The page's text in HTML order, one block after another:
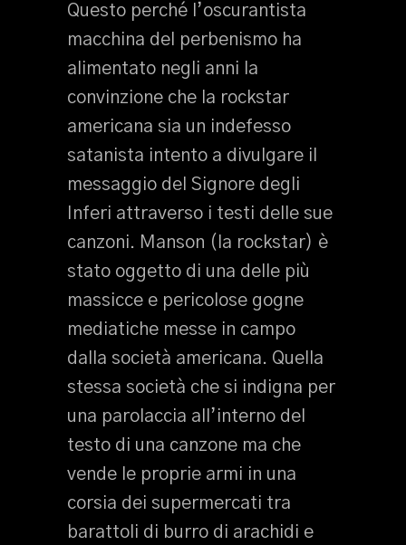
Questo perché l’oscurantista
macchina del perbenismo ha
alimentato negli anni la
convinzione che la rockstar
americana sia un indefesso
satanista intento a divulgare il
messaggio del Signore degli
Inferi attraverso i testi delle sue
canzoni. Manson (la rockstar) è
stato oggetto di una delle più
massicce e pericolose gogne
mediatiche messe in campo
dalla società americana. Quella
stessa società che si indigna per
una parolaccia all’interno del
testo di una canzone ma che
vende le proprie armi in una
corsia dei supermercati tra
barattoli di burro di arachidi e